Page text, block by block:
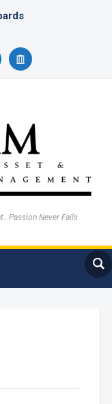
archive
Never Fails